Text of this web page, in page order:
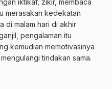
iktikaf, zikir, membaca
merasakan kedekatan
di malam hari di akhir
pengalaman itu
kemudian memotivasinya
tindakan sama.